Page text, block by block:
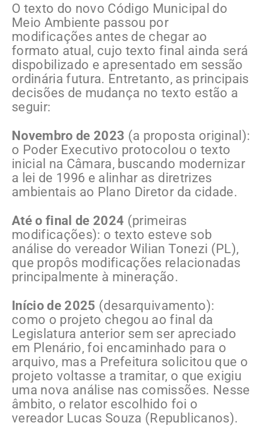
O texto do novo Código Municipal do
Meio Ambiente passou por
modificações antes de chegar ao
formato atual, cujo texto final ainda será
dispobilizado e apresentado em sessão
ordinária futura. Entretanto, as principais
decisões de mudança no texto estão a
seguir:
Novembro de 2023 (a proposta original):
o Poder Executivo protocolou o texto
inicial na Câmara, buscando modernizar
a lei de 1996 e alinhar as diretrizes
ambientais ao Plano Diretor da cidade.
Até o final de 2024 (primeiras
modificações): o texto esteve sob
análise do vereador Wilian Tonezi (PL),
que propôs modificações relacionadas
principalmente à mineração.
Início de 2025 (desarquivamento):
como o projeto chegou ao final da
Legislatura anterior sem ser apreciado
em Plenário, foi encaminhado para o
arquivo, mas a Prefeitura solicitou que o
projeto voltasse a tramitar, o que exigiu
uma nova análise nas comissões. Nesse
âmbito, o relator escolhido foi o
vereador Lucas Souza (Republicanos).